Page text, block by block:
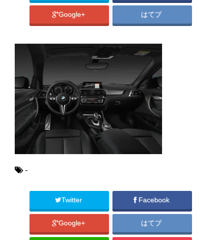
Google+ はてブ
-
Twitter Facebook
Google+ はてブ